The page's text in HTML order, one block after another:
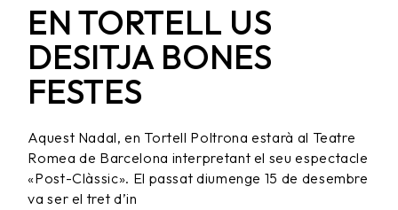
EN TORTELL US
DESITJA BONES
FESTES
Aquest Nadal, en Tortell Poltrona estarà al Teatre
Romea de Barcelona interpretant el seu espectacle
«Post-Clàssic». El passat diumenge 15 de desembre
va ser el tret d’in